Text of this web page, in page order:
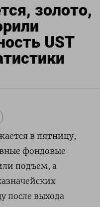
золото,
UST
в пятницу,
фондовые
подъем, а
после выхода